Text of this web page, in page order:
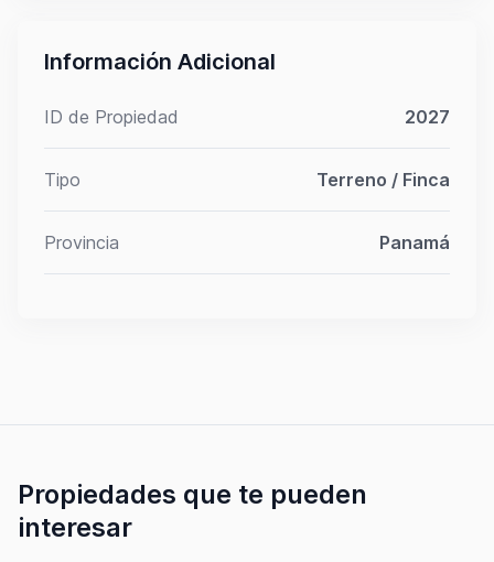
Información Adicional
ID de Propiedad 2027
Tipo Terreno / Finca
Provincia Panamá
Propiedades que te pueden
interesar